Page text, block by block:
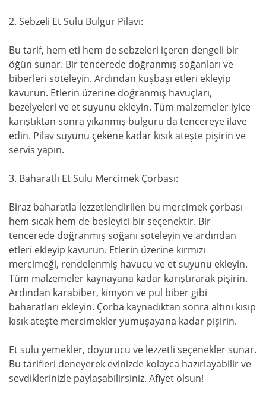
2. Sebzeli Et Sulu Bulgur Pilavı:
Bu tarif, hem eti hem de sebzeleri içeren dengeli bir
öğün sunar. Bir tencerede doğranmış soğanları ve
biberleri soteleyin. Ardından kuşbaşı etleri ekleyip
kavurun. Etlerin üzerine doğranmış havuçları,
bezelyeleri ve et suyunu ekleyin. Tüm malzemeler iyice
karıştıktan sonra yıkanmış bulguru da tencereye ilave
edin. Pilav suyunu çekene kadar kısık ateşte pişirin ve
servis yapın.
3. Baharatlı Et Sulu Mercimek Çorbası:
Biraz baharatla lezzetlendirilen bu mercimek çorbası
hem sıcak hem de besleyici bir seçenektir. Bir
tencerede doğranmış soğanı soteleyin ve ardından
etleri ekleyip kavurun. Etlerin üzerine kırmızı
mercimeği, rendelenmiş havucu ve et suyunu ekleyin.
Tüm malzemeler kaynayana kadar karıştırarak pişirin.
Ardından karabiber, kimyon ve pul biber gibi
baharatları ekleyin. Çorba kaynadıktan sonra altını kısıp
kısık ateşte mercimekler yumuşayana kadar pişirin.
Et sulu yemekler, doyurucu ve lezzetli seçenekler sunar.
Bu tarifleri deneyerek evinizde kolayca hazırlayabilir ve
sevdiklerinizle paylaşabilirsiniz. Afiyet olsun!